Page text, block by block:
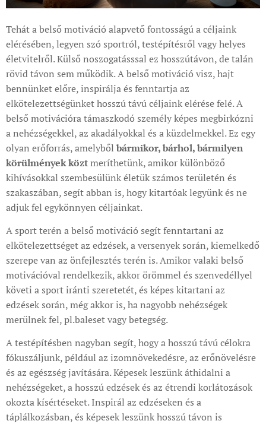
Tehát a belső motiváció alapvető fontosságú a céljaink
elérésében, legyen szó sportról, testépítésről vagy helyes
életvitelről. Külső noszogatásssal ez hosszútávon, de talán
rövid távon sem működik. A belső motiváció visz, hajt
bennünket előre, inspirálja és fenntartja az
elkötelezettségünket hosszú távú céljaink elérése felé. A
belső motivációra támaszkodó személy képes megbirkózni
a nehézségekkel, az akadályokkal és a küzdelmekkel. Ez egy
olyan erőforrás, amelyből bármikor, bárhol, bármilyen
körülmények köztmeríthetünk, amikor különböző
kihívásokkal szembesülünk életük számos területén és
szakaszában, segít abban is, hogy kitartóak legyünk és ne
adjuk fel egykönnyen céljainkat.
A sport terén a belső motiváció segít fenntartani az
elkötelezettséget az edzések, a versenyek során, kiemelkedő
szerepe van az önfejlesztés terén is. Amikor valaki belső
motivációval rendelkezik, akkor örömmel és szenvedéllyel
követi a sport iránti szeretetét, és képes kitartani az
edzések során, még akkor is, ha nagyobb nehézségek
merülnek fel, pl.baleset vagy betegség.
A testépítésben nagyban segít, hogy a hosszú távú célokra
fókuszáljunk, például az izomnövekedésre, az erőnövelésre
és az egészség javítására. Képesek leszünk áthidalni a
nehézségeket, a hosszú edzések és az étrendi korlátozások
okozta kísértéseket. Inspirál az edzéseken és a
táplálkozásban, és képesek leszünk hosszú távon is